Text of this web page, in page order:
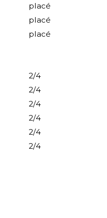
placé
placé
placé
2/4
2/4
2/4
2/4
2/4
2/4